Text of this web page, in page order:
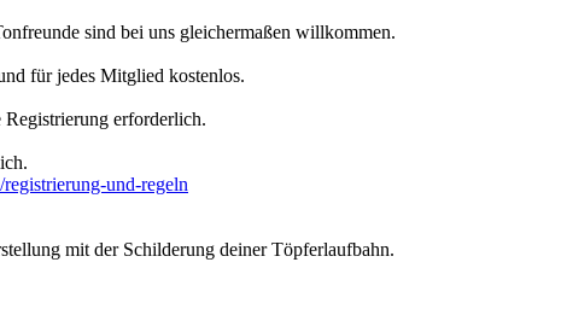
sind bei uns gleichermaßen willkommen.
für jedes Mitglied kostenlos.
erforderlich.
registrierung-und-regeln
mit der Schilderung deiner Töpferlaufbahn.